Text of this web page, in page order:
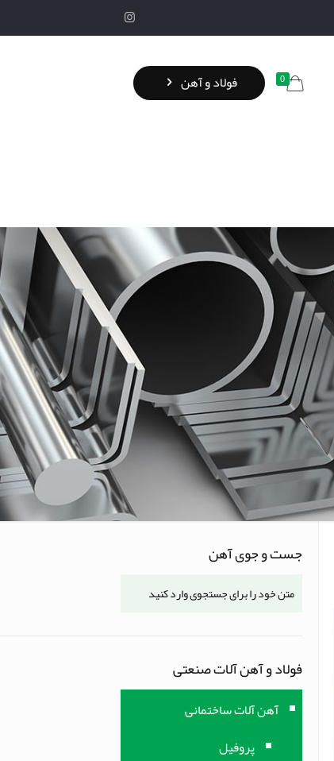
0 فولاد و آهن
جست و جوی آهن
فولاد و آهن آلات صنعتی
آهن آلات ساختمانی
پروفیل